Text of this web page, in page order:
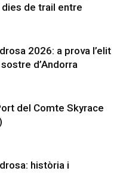
de trail entre
2026: a prova l’elit
d’Andorra
del Comte Skyrace
història i